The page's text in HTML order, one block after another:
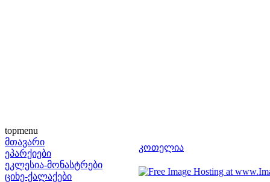
topmenu
მთავარი
ეპარქიები
ეკლესია-მონასტრები
ციხე-ქალაქები
კოთელია